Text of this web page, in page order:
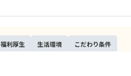
福利厚生 生活環境 こだわり条件